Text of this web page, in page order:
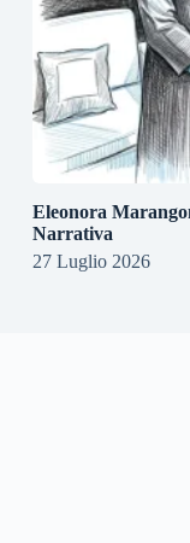
Eleonora
Narrativa
27 Luglio 2026